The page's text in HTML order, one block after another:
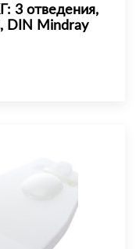
3 отведения,
DIN Mindray